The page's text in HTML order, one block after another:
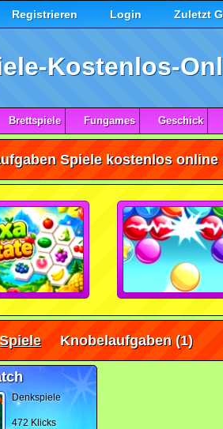
Registrieren Login Zuletzt
Kostenlos-
Brettspiele Fungames Geschick
Spiele kostenlos
Spiele Knobelaufgaben (1)
Denkspiele
472 Klicks